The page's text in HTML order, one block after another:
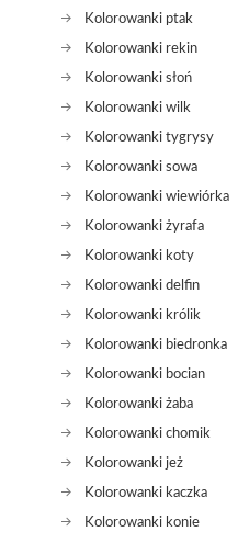
Kolorowanki ptak
Kolorowanki rekin
Kolorowanki słoń
Kolorowanki wilk
Kolorowanki tygrysy
Kolorowanki sowa
Kolorowanki wiewiórka
Kolorowanki żyrafa
Kolorowanki koty
Kolorowanki delfin
Kolorowanki królik
Kolorowanki biedronka
Kolorowanki bocian
Kolorowanki żaba
Kolorowanki chomik
Kolorowanki jeż
Kolorowanki kaczka
Kolorowanki konie